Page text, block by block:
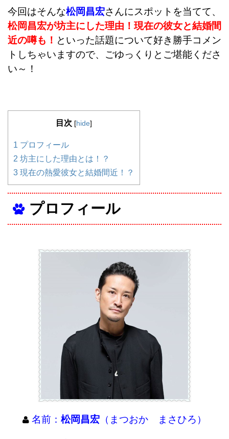
今回はそんな松岡昌宏さんにスポットを当てて、
松岡昌宏が坊主にした理由！現在の彼女と結婚間
近の噂も！ といった話題について好き勝手コメン
トしちゃいますので、ごゆっくりとご堪能くださ
い～！
目次 [hide]
1 プロフィール
2 坊主にした理由とは！？
3 現在の熱愛彼女と結婚間近！？
プロフィール
名前： 松岡昌宏 （まつおか まさひろ）